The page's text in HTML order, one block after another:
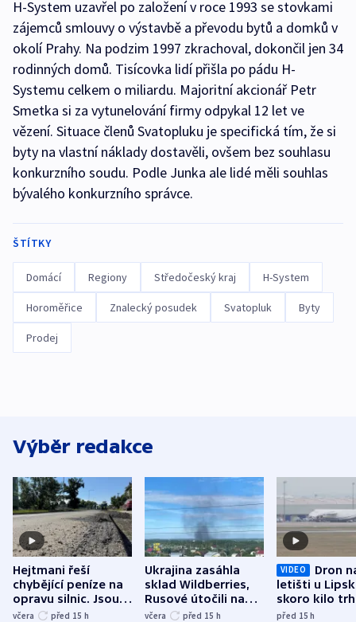
H-System uzavřel po založení v roce 1993 se stovkami
zájemců smlouvy o výstavbě a převodu bytů a domků v
okolí Prahy. Na podzim 1997 zkrachoval, dokončil jen 34
rodinných domů. Tisícovka lidí přišla po pádu H-
Systemu celkem o miliardu. Majoritní akcionář Petr
Smetka si za vytunelování firmy odpykal 12 let ve
vězení. Situace členů Svatopluku je specifická tím, že si
byty na vlastní náklady dostavěli, ovšem bez souhlasu
konkurzního soudu. Podle Junka ale lidé měli souhlas
bývalého konkurzního správce.
ŠTÍTKY
Domácí Regiony Středočeský kraj H-System
Horoměřice Znalecký posudek Svatopluk Byty
Prodej
Výběr redakce
Hejtmani řeší
chybějící peníze na
opravu silnic. Jsou
nenárokové, namítá
včera před 15 h
Ukrajina zasáhla
sklad Wildberries,
Rusové útočili na
trh, hasiče či
včera před 15 h
VIDEO
Dron
letišti u
skoro kilo
indicie
před 15h